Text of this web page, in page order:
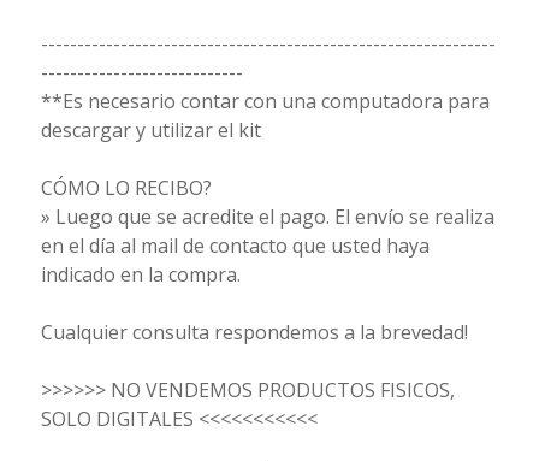
---------------------------------------------------------------
----------------------------
**Es necesario contar con una computadora para
descargar y utilizar el kit
CÓMO LO RECIBO?
» Luego que se acredite el pago. El envío se realiza
en el día al mail de contacto que usted haya
indicado en la compra.
Cualquier consulta respondemos a la brevedad!
>>>>>> NO VENDEMOS PRODUCTOS FISICOS,
SOLO DIGITALES <<<<<<<<<<<